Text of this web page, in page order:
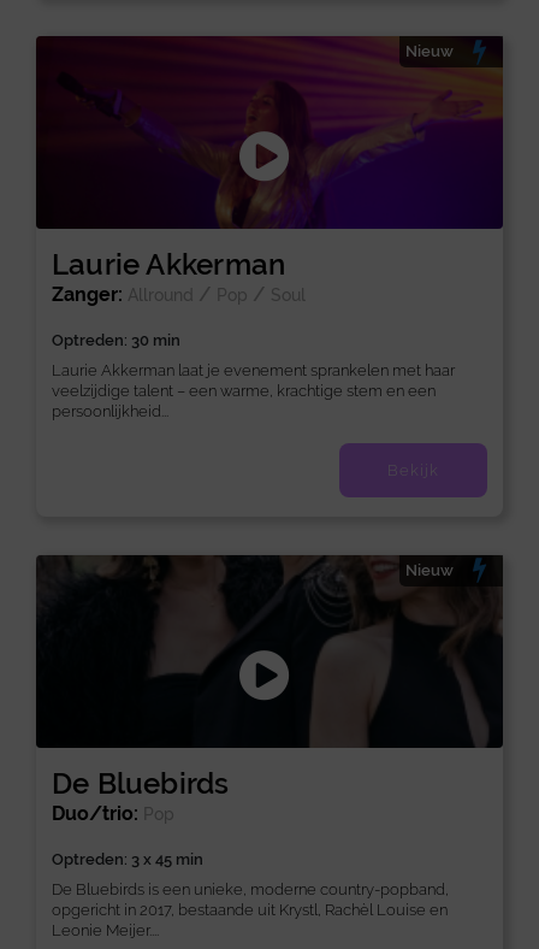
Laurie Akkerman
Nieuw
Zanger: Allround / Pop / Soul
Optreden: 30 min
Laurie Akkerman laat je evenement sprankelen met haar
veelzijdige talent – een warme, krachtige stem en een
persoonlijkheid...
Bekijk
De Bluebirds
Nieuw
Duo/trio: Pop
Optreden: 3 x 45 min
De Bluebirds is een unieke, moderne country-popband,
opgericht in 2017, bestaande uit Krystl, Rachèl Louise en
Leonie Meijer....